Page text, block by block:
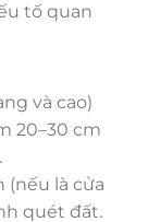
tố quan
và cao)
20–30 cm
(nếu là cửa
quét đất.